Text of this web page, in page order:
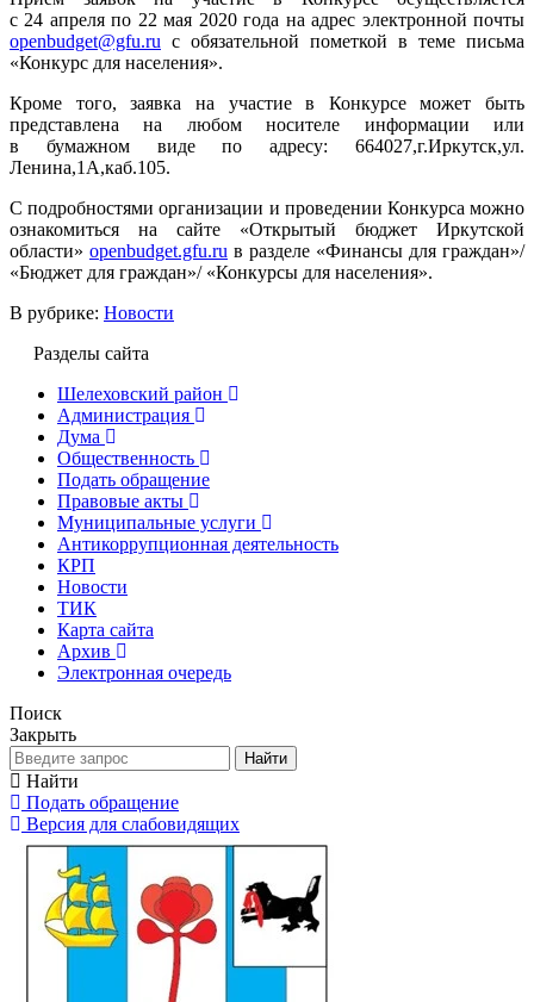
с 24 апреля по 22 мая 2020 года на адрес электронной почты
openbudget@gfu.ru с обязательной пометкой в теме письма
«Конкурс для населения».
Кроме того, заявка на участие в Конкурсе может быть
представлена на любом носителе информации или
в бумажном виде по адресу: 664027,г.Иркутск,ул.
Ленина,1А,каб.105.
С подробностями организации и проведении Конкурса можно
ознакомиться на сайте «Открытый бюджет Иркутской
области» openbudget.gfu.ru в разделе «Финансы для граждан»/
«Бюджет для граждан»/ «Конкурсы для населения».
В рубрике: Новости
Разделы сайта
Шелеховский район
Администрация
Дума
Общественность
Подать обращение
Правовые акты
Муниципальные услуги
Антикоррупционная деятельность
КРП
Новости
ТИК
Карта сайта
Архив
Электронная очередь
Поиск
Закрыть
Найти
Найти
Подать обращение
Версия для слабовидящих